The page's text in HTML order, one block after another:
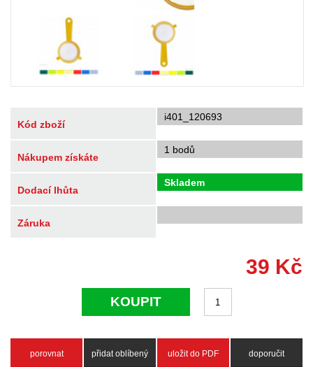
Kód zboží
i401_120693
Nákupem získáte
1 bodů
Dodací lhůta
Skladem
Záruka
39 Kč
KOUPIT
porovnat přidat oblíbený uložit do PDF doporučit